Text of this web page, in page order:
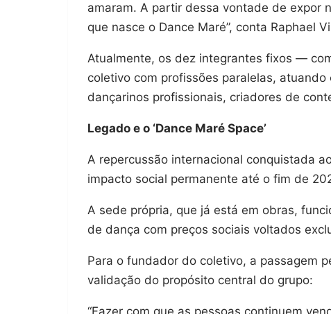
amaram. A partir dessa vontade de expor
que nasce o Dance Maré”, conta Raphael
Atualmente, os dez integrantes fixos —
coletivo com profissões paralelas,
dançarinos profissionais, criadores de
Legado e o ‘Dance Maré Space’
A repercussão internacional conquistada
impacto social permanente até o fim de
A sede própria, que já está em obras,
de dança com preços sociais voltados
Para o fundador do coletivo, a passagem
validação do propósito central do grupo: